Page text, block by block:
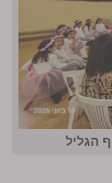
הגליל